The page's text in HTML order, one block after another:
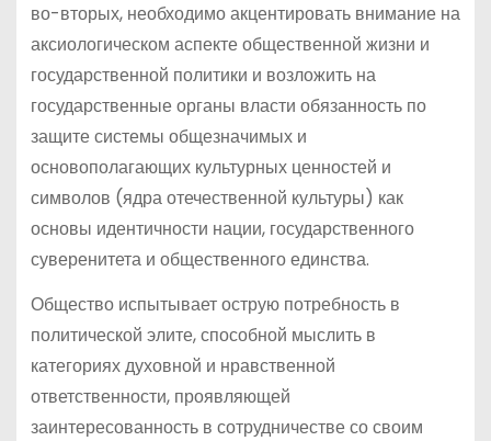
во-вторых, необходимо акцентировать внимание на
аксиологическом аспекте общественной жизни и
государственной политики и возложить на
государственные органы власти обязанность по
защите системы общезначимых и
основополагающих культурных ценностей и
символов (ядра отечественной культуры) как
основы идентичности нации, государственного
суверенитета и общественного единства.
Общество испытывает острую потребность в
политической элите, способной мыслить в
категориях духовной и нравственной
ответственности, проявляющей
заинтересованность в сотрудничестве со своим